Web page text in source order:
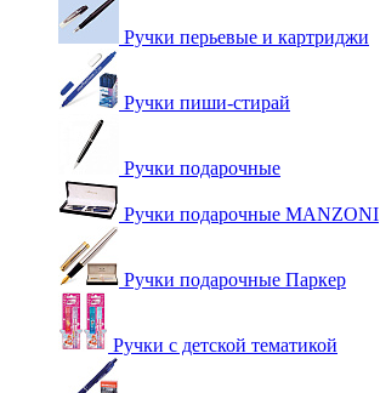
Ручки перьевые и картриджи
Ручки пиши-стирай
Ручки подарочные
Ручки подарочные MANZONI
Ручки подарочные Паркер
Ручки с детской тематикой